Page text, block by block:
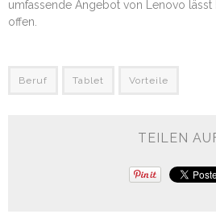
umfassende Angebot von Lenovo lässt
offen.
Beruf Tablet Vorteile
TEILEN